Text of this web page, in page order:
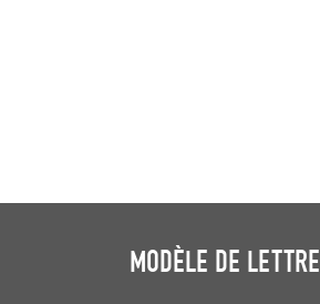
MODÈLE DE LETTRE